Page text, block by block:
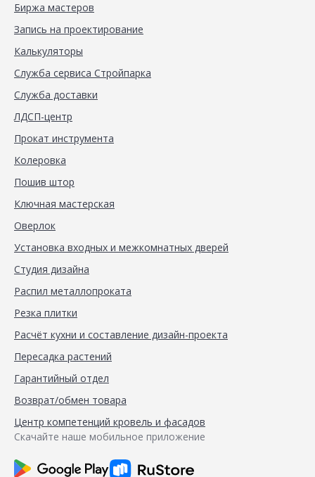
Биржа мастеров
Запись на проектирование
Калькуляторы
Служба сервиса Стройпарка
Служба доставки
ЛДСП-центр
Прокат инструмента
Колеровка
Пошив штор
Ключная мастерская
Оверлок
Установка входных и межкомнатных дверей
Студия дизайна
Распил металлопроката
Резка плитки
Расчёт кухни и составление дизайн-проекта
Пересадка растений
Гарантийный отдел
Возврат/обмен товара
Центр компетенций кровель и фасадов
Скачайте наше мобильное приложение